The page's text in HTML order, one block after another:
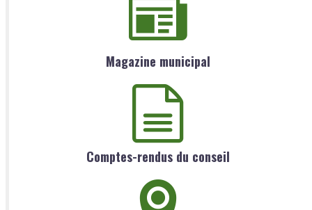
Magazine municipal
Comptes-rendus du conseil